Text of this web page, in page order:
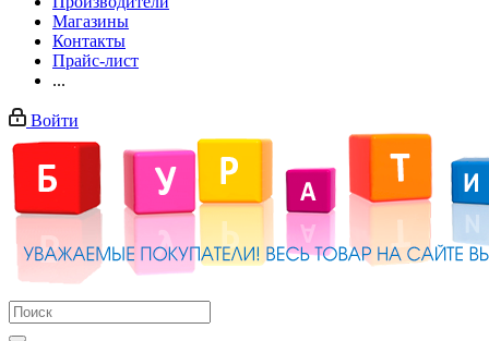
Магазины
Контакты
Прайс-лист
...
Войти